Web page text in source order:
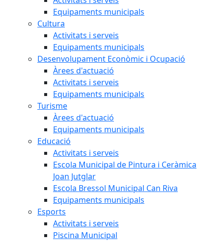
Equipaments municipals
Cultura
Activitats i serveis
Equipaments municipals
Desenvolupament Econòmic i Ocupació
Àrees d'actuació
Activitats i serveis
Equipaments municipals
Turisme
Àrees d'actuació
Equipaments municipals
Educació
Activitats i serveis
Escola Municipal de Pintura i Ceràmica
Joan Jutglar
Escola Bressol Municipal Can Riva
Equipaments municipals
Esports
Activitats i serveis
Piscina Municipal